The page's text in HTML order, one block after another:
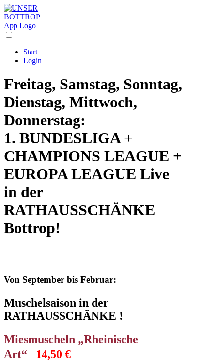
Start
Login
Freitag, Samstag, Sonntag,
Dienstag, Mittwoch,
Donnerstag:
1. BUNDESLIGA +
CHAMPIONS LEAGUE +
EUROPA LEAGUE Live
in der
RATHAUSSCHÄNKE
Bottrop!
Von September bis Februar:
Muschelsaison in der
RATHAUSSCHÄNKE !
Miesmuscheln „Rheinische
Art“
14,50 €